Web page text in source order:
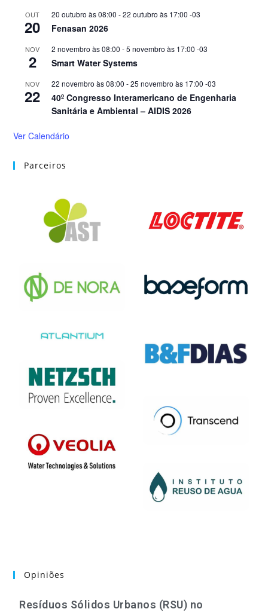
OUT
20
20 outubro às 08:00 -22 outubro às 17:00 -03
Fenasan 2026
NOV
2
2 novembro às 08:00 -5 novembro às 17:00 -03
Smart Water Systems
NOV
22
22 novembro às 08:00 -25 novembro às 17:00 -03
40º Congresso Interamericano de Engenharia
Sanitária e Ambiental – AIDIS 2026
Ver Calendário
Parceiros
Opiniões
Resíduos Sólidos Urbanos (RSU) no